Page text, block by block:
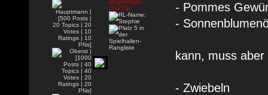
- Pommes
-
kann, muss aber
- Zwiebeln